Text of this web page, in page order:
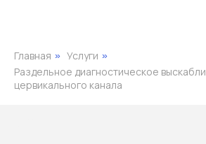
Главная » Услуги »
Раздельное диагностическое
цервикального канала